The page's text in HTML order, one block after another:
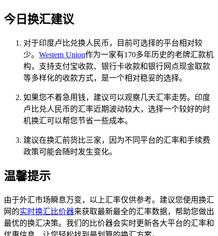
今日换汇建议
对于印度卢比兑换人民币，目前可选择的平台相对较
少。 Western Union作为一家有170多年历史的老牌汇款机
构，支持支付宝收款、银行卡收款和银行网点现金取款
等多样化的收款方式，是一个相对稳妥的选择。
如果您不着急用钱，建议可以观察几天汇率走势。印度
卢比兑人民币的汇率近期波动较大，选择一个较好的时
机换汇可以帮您节省一些成本。
建议在换汇前货比三家，因为不同平台的汇率和手续费
政策可能会随时发生变化。
温馨提示
由于外汇市场瞬息万变，以上汇率仅供参考。建议您使用换汇
网的实时换汇比价器来获取最新最全的汇率数据，帮助您做出
最优的换汇决策。我们的比价器会实时更新各大平台的汇率和